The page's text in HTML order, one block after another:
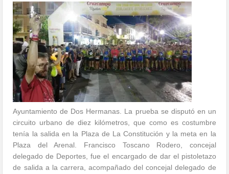
Ayuntamiento de Dos Hermanas. La prueba se disputó en un
circuito urbano de diez kilómetros, que como es costumbre
tenía la salida en la Plaza de La Constitución y la meta en la
Plaza del Arenal. Francisco Toscano Rodero, concejal
delegado de Deportes, fue el encargado de dar el pistoletazo
de salida a la carrera, acompañado del concejal delegado de